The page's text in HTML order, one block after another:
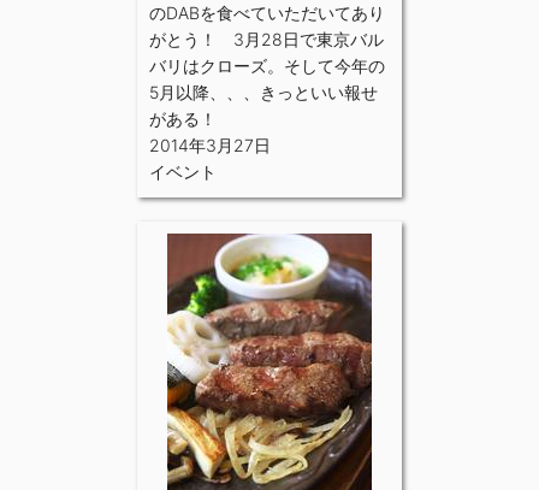
のDABを食べていただいてあり
がとう！ 3月28日で東京バル
バリはクローズ。そして今年の
5月以降、、、きっといい報せ
がある！
2014年3月27日
イベント